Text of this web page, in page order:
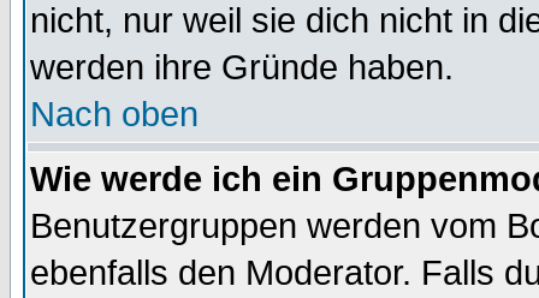
nicht, nur weil sie dich nicht in
werden ihre Gründe haben.
Nach oben
Wie werde ich ein
Benutzergruppen werden vom
ebenfalls den Moderator. Falls